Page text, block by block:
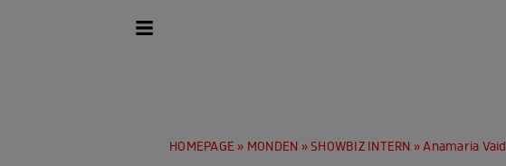
HOMEPAGE » MONDEN »SHOWBIZ INTERN » Anamaria Vaida și Claudiu Dragotă de la